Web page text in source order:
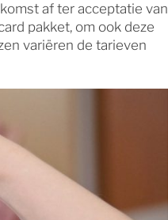
af ter acceptatie van
pakket, om ook deze
variëren de tarieven